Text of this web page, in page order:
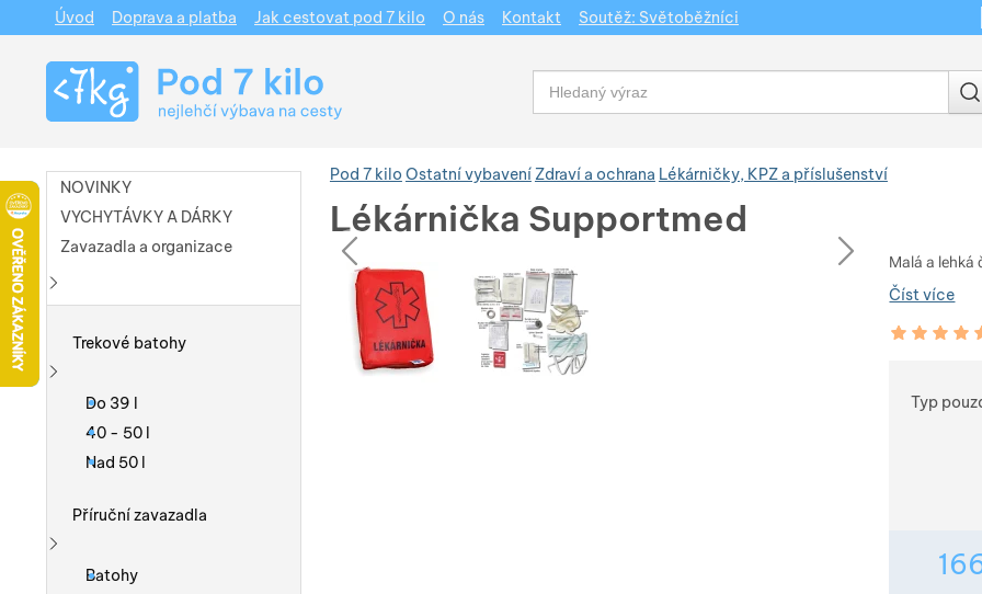
Pod 7 kilo Ostatní vybavení Zdraví a ochrana Lékárničky, KPZ a příslušenství
Lékárnička Supportmed
Fotografie
předchozínásledující
Fotografie
Malá a lehká
Číst více
Hodnocení
95%
Typ
NOVINKY
VYCHYTÁVKY A DÁRKY
Zavazadla a organizace
Trekové batohy
Zobrazit více
Do 39 l
40 - 50 l
Nad 50 l
Příruční zavazadla
Zobrazit více
Batohy
Navigace
Úvod Doprava a platba Jak cestovat pod 7 kilo O nás Kontakt Soutěž: Světoběžníci
Vyhledávání